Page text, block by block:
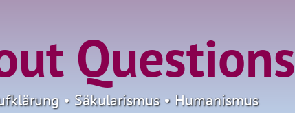
Questions
• Säkularismus • Humanismus